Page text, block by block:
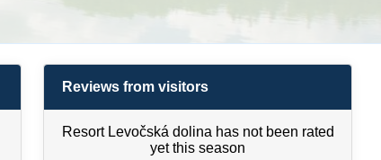
Reviews from visitors
Resort Levočská dolina has not been rated
yet this season